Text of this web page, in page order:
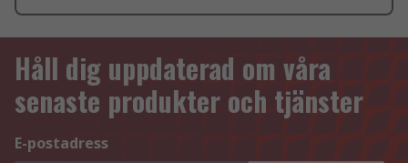
Håll dig uppdaterad om våra
senaste produkter och tjänster
E-postadress